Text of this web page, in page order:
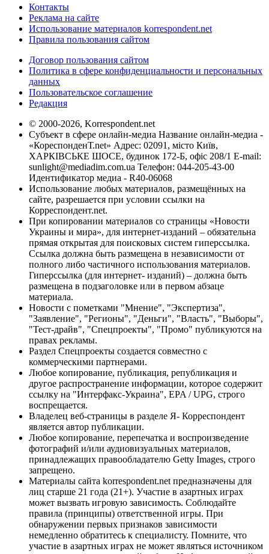
Контакты
Реклама на сайте
Использование материалов korrespondent.net
Правила пользования сайтом
Договор пользования сайтом
Политика в сфере конфиденциальности и персональных
данных
Пользовательское соглашение
Редакция
© 2000-2026, Korrespondent.net
Субъект в сфере онлайн-медиа Название онлайн-медиа -
«КореспонденТ.net» Адрес: 02091, місто Київ,
ХАРКІВСЬКЕ ШОСЕ, будинок 172-Б, офіс 208/1 E-mail:
sunlight@mediadim.com.ua Телефон: 044-205-43-00
Идентификатор медиа - R40-06068
Использование любых материалов, размещённых на
сайте, разрешается при условии ссылки на
Корреспондент.net.
При копировании материалов со страницы «Новости
Украины и мира», для интернет-изданий – обязательна
прямая открытая для поисковых систем гиперссылка.
Ссылка должна быть размещена в независимости от
полного либо частичного использования материалов.
Гиперссылка (для интернет- изданий) – должна быть
размещена в подзаголовке или в первом абзаце
материала.
Новости с пометками "Мнение", "Экспертиза",
"Заявление", "Регионы", "Деньги", "Власть", "Выборы",
"Тест-драйв", "Спецпроекты", "Промо" публикуются на
правах рекламы.
Раздел Спецпроекты создается совместно с
коммерческими партнерами.
Любое копирование, публикация, републикация и
другое распространение информации, которое содержит
ссылку на "Интерфакс-Украина", EPA / UPG, строго
воспрещается.
Владелец веб-страницы в разделе Я- Корреспондент
является автор публикации.
Любое копирование, перепечатка и воспроизведение
фотографий и/или аудиовизуальных материалов,
принадлежащих правообладателю Getty Images, строго
запрещено.
Материалы сайта korrespondent.net предназначены для
лиц старше 21 года (21+). Участие в азартных играх
может вызвать игровую зависимость. Соблюдайте
правила (принципы) ответственной игры. При
обнаружении первых признаков зависимости
немедленно обратитесь к специалисту. Помните, что
участие в азартных играх не может являться источником